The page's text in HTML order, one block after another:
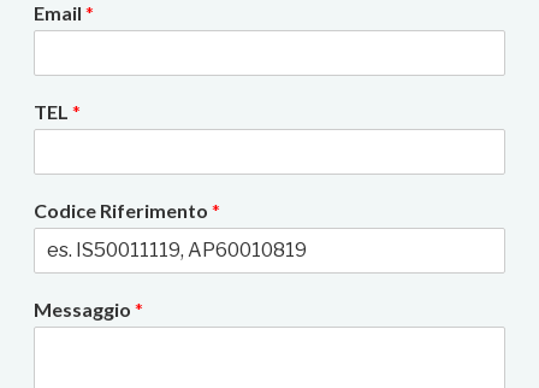
Email *
TEL *
Codice Riferimento *
Messaggio *